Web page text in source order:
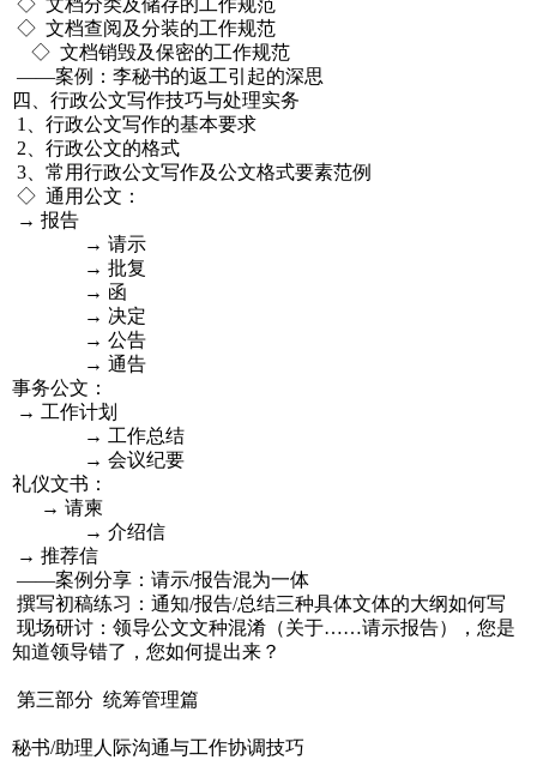
◇ 文档分类及储存的工作规范
◇ 文档查阅及分装的工作规范
◇ 文档销毁及保密的工作规范
——案例：李秘书的返工引起的深思
四、行政公文写作技巧与处理实务
1、行政公文写作的基本要求
2、行政公文的格式
3、常用行政公文写作及公文格式要素范例
◇ 通用公文：
→ 报告
→ 请示
→ 批复
→ 函
→ 决定
→ 公告
→ 通告
事务公文：
→ 工作计划
→ 工作总结
→ 会议纪要
礼仪文书：
→ 请柬
→ 介绍信
→ 推荐信
——案例分享：请示/报告混为一体
撰写初稿练习：通知/报告/总结三种具体文体的大纲如何写
现场研讨：领导公文文种混淆（关于……请示报告），您是
知道领导错了，您如何提出来？
第三部分 统筹管理篇
秘书/助理人际沟通与工作协调技巧